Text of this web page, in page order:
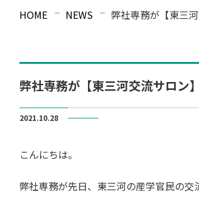
HOME NEWS 弊社専務が【東三
弊社専務が【東三河交流サロン
2021.10.28
こんにちは。
弊社専務が先日、東三河の産学官民の交